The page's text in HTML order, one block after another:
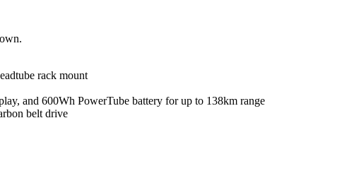
rack mount
and 600Wh PowerTube battery for up to 138km range
belt drive